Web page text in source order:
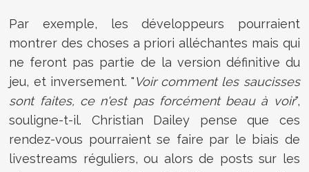
Par exemple, les développeurs pourraient
montrer des choses a priori alléchantes mais qui
ne feront pas partie de la version définitive du
jeu, et inversement. "Voir comment les saucisses
sont faites, ce n'est pas forcément beau à voir",
souligne-t-il. Christian Dailey pense que ces
rendez-vous pourraient se faire par le biais de
livestreams réguliers, ou alors de posts sur les